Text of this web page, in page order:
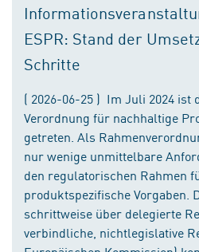
ESPR: Stand der
Schritte
( 2026-06-25 ) Im Juli 2024 ist
Verordnung für nachhaltige
getreten. Als
nur wenige unmittelbare
den regulatorischen Rahmen
produktspezifische Vorgaben.
schrittweise über delegierte
verbindliche, nichtlegislative